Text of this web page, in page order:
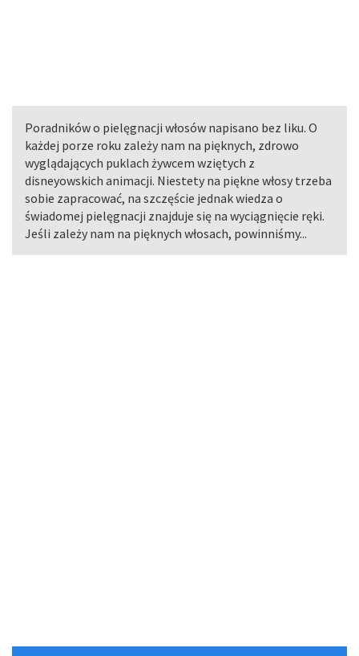
Poradników o pielęgnacji włosów napisano bez liku. O
każdej porze roku zależy nam na pięknych, zdrowo
wyglądających puklach żywcem wziętych z
disneyowskich animacji. Niestety na piękne włosy trzeba
sobie zapracować, na szczęście jednak wiedza o
świadomej pielęgnacji znajduje się na wyciągnięcie ręki.
Jeśli zależy nam na pięknych włosach, powinniśmy...